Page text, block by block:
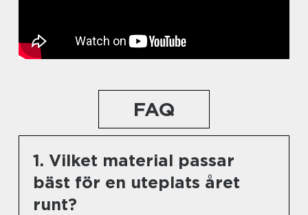
FAQ
1. Vilket material passar
bäst för en uteplats året
runt?